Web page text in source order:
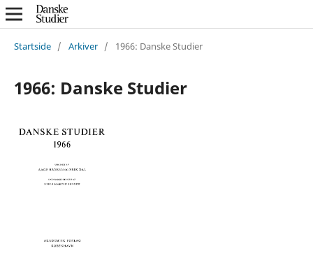
Startside / Arkiver / 1966: Danske Studier
1966: Danske Studier